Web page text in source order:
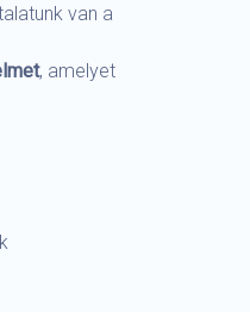
van a
, amelyet